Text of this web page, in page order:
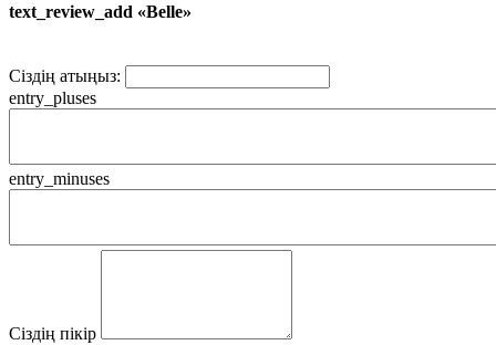
text_review_add «Belle»
Сіздің атыңыз:
entry_pluses
entry_minuses
Сіздің пікір